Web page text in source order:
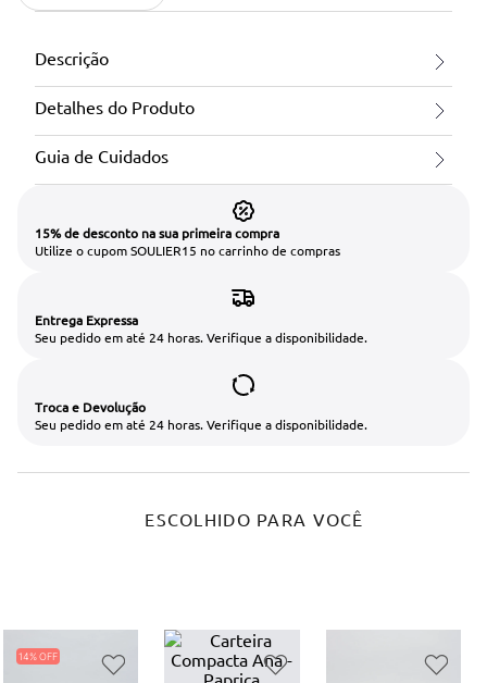
Descrição
Detalhes do Produto
Guia de Cuidados
15% de desconto na sua primeira compra
Utilize o cupom SOULIER15 no carrinho de compras
Entrega Expressa
Seu pedido em até 24 horas. Verifique a disponibilidade.
Troca e Devolução
Seu pedido em até 24 horas. Verifique a disponibilidade.
ESCOLHIDO PARA VOCÊ
14%